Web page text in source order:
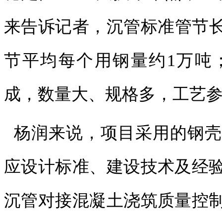
来告诉记者，沉管标准管节
节平均每个用钢量约1万吨
成，数量大、规格多，工艺
杨润来说，项目采用的钢
应设计标准、建设技术及经
沉管对接混凝土浇筑质量控